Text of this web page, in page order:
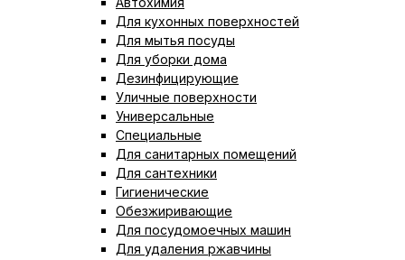
Для кухонных поверхностей
Для мытья посуды
Для уборки дома
Дезинфицирующие
Уличные поверхности
Универсальные
Специальные
Для санитарных помещений
Для сантехники
Гигиенические
Обезжиривающие
Для посудомоечных машин
Для удаления ржавчины